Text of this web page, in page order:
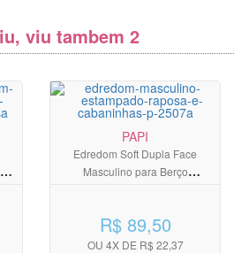
viu tambem 2
PAPI
Edredom Soft Dupla Face
Masculino para Berço
R$ 89,50
OU 4X DE R$ 22,37